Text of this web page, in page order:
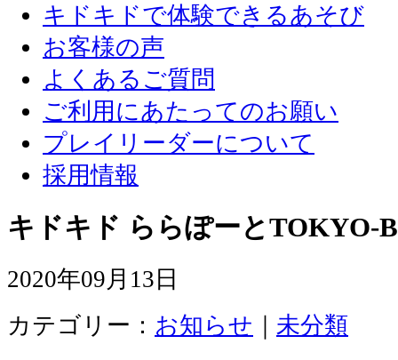
キドキドで体験できるあそび
お客様の声
よくあるご質問
ご利用にあたってのお願い
プレイリーダーについて
採用情報
キドキド ららぽーとTOKYO-
2020年09月13日
カテゴリー： お知らせ 未分類